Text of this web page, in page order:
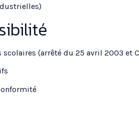
(arrêté du 25 avril 2003 et